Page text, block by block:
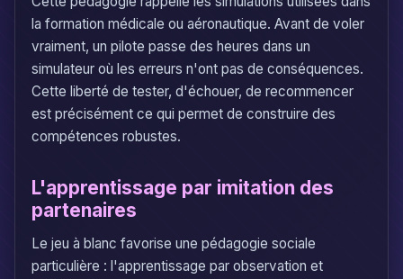
la formation médicale ou aéronautique. Avant de voler
vraiment, un pilote passe des heures dans un
simulateur où les erreurs n'ont pas de conséquences.
Cette liberté de tester, d'échouer, de recommencer
est précisément ce qui permet de construire des
compétences robustes.
L'apprentissage par imitation des
partenaires
Le jeu à blanc favorise une pédagogie sociale
particulière : l'apprentissage par observation et